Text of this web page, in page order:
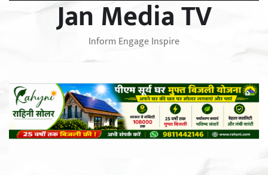
Jan Media TV
Inform Engage Inspire